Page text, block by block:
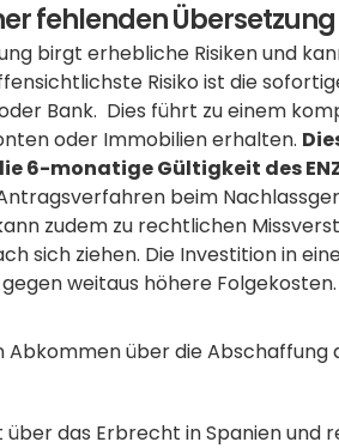
fehlenden Übersetzung
birgt erhebliche Risiken und
Risiko ist die
Bank.  Dies führt zu einem
oder Immobilien erhalten.
6-monatige Gültigkeit des
beim
zudem zu rechtlichen
sich ziehen. Die Investition in
weitaus höhere Folgekosten.
über die Abschaffung
das Erbrecht in Spanien und